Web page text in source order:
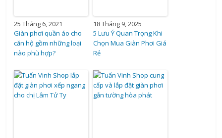
25 Tháng 6, 2021
Giàn phơi quần áo cho
căn hộ gồm những loại
nào phù hợp?
18 Tháng 9, 2025
5 Lưu Ý Quan Trọng Khi
Chọn Mua Giàn Phơi Giá
Rẻ